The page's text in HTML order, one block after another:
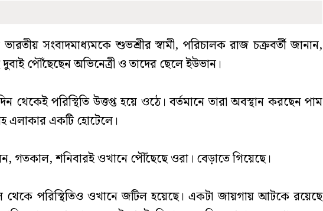
সংবাদমাধ্যমকে শুভশ্রীর স্বামী, পরিচালক রাজ চক্রবর্তী জানান,
পৌঁছেছেন অভিনেত্রী ও তাদের ছেলে ইউভান।
থেকেই পরিস্থিতি উত্তপ্ত হয়ে ওঠে। বর্তমানে তারা অবস্থান করছেন পাম
এলাকার একটি হোটেলে।
গতকাল, শনিবারই ওখানে পৌঁছেছে ওরা। বেড়াতে গিয়েছে।
পরিস্থিতিও ওখানে জটিল হয়েছে। একটা জায়গায় আটকে রয়েছে